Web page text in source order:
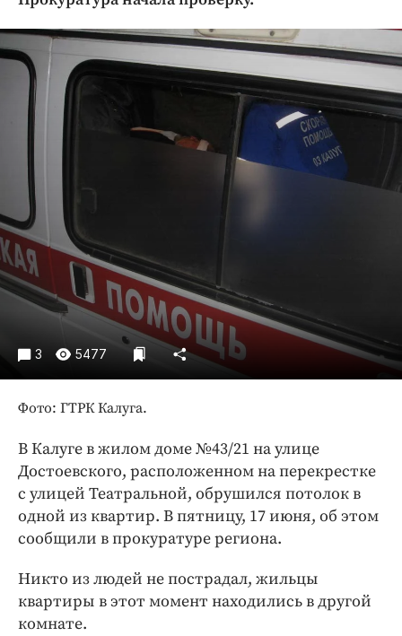
Криминал
Культура
Недвижимость и ЖКХ
Образование
Общество
Погода
Спорт
Экономика и бизнес
ПРОЕКТЫ
Блоги
Издания
Медиаперсона
Интересное чтиво
Бренд года
Работодатель года
3 5477
Фото: ГТРК Калуга.
В Калуге в жилом доме №43/21 на улице
Достоевского, расположенном на перекрестке
с улицей Театральной, обрушился потолок в
одной из квартир. В пятницу, 17 июня, об этом
сообщили в прокуратуре региона.
Никто из людей не пострадал, жильцы
квартиры в этот момент находились в другой
комнате.